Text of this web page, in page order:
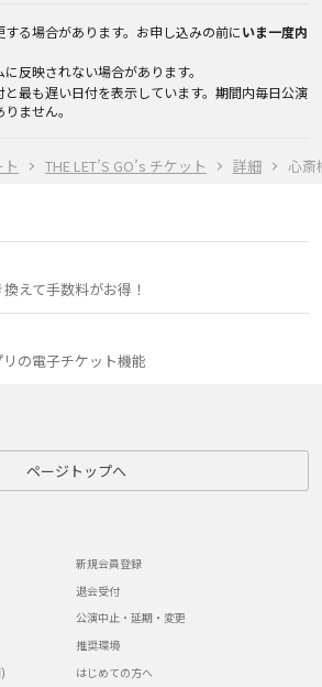
THE LET’S GO’s チケット 詳細 心斎
る場合があります。お申し込みの前にいま一度内
反映されない場合があります。
最も遅い日付を表示しています。期間内毎日公演
ません。
えて手数料がお得！
の電子チケット機能
ページトップへ
新規会員登録
退会受付
公演中止・延期・変更
推奨環境
はじめての方へ